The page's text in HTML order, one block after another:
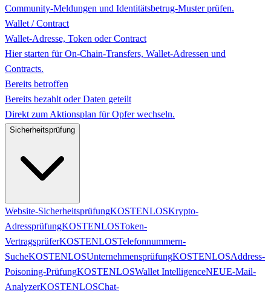
Community-Meldungen und Identitätsbetrug-Muster prüfen.
Wallet / Contract
Wallet-Adresse, Token oder Contract
Hier starten für On-Chain-Transfers, Wallet-Adressen und
Contracts.
Bereits betroffen
Bereits bezahlt oder Daten geteilt
Direkt zum Aktionsplan für Opfer wechseln.
Sicherheitsprüfung
Website-SicherheitsprüfungKOSTENLOSKrypto-
AdressprüfungKOSTENLOSToken-
VertragsprüferKOSTENLOSTelefonnummern-
SucheKOSTENLOSUnternehmensprüfungKOSTENLOSAddress-
Poisoning-PrüfungKOSTENLOSWallet IntelligenceNEUE-Mail-
AnalyzerKOSTENLOSChat-